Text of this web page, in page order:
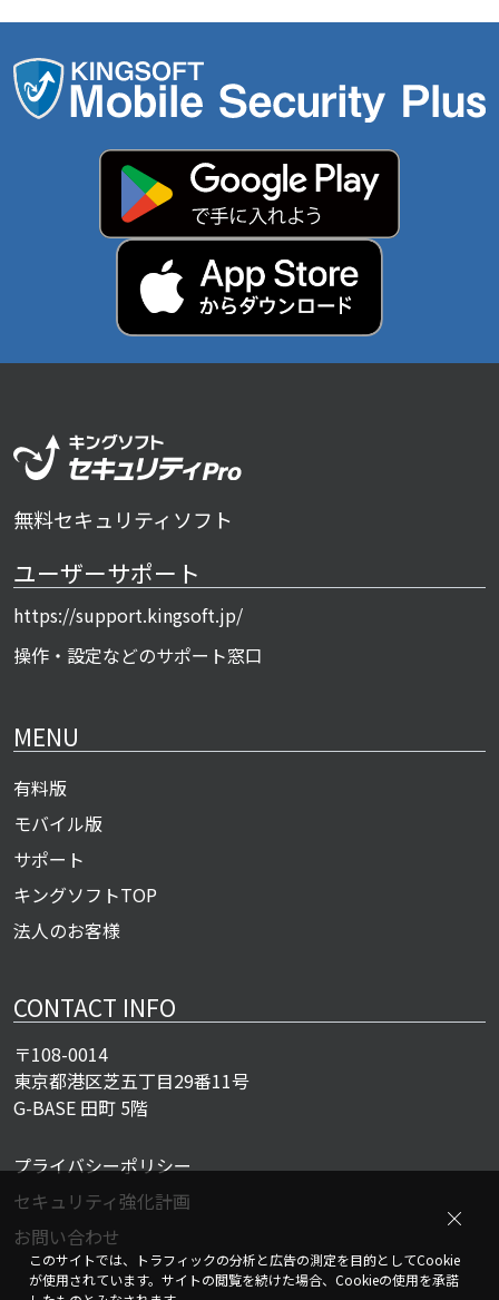
無料セキュリティソフト
ユーザーサポート
https://support.kingsoft.jp/
操作・設定などのサポート窓口
MENU
有料版
モバイル版
サポート
キングソフトTOP
法人のお客様
CONTACT INFO
〒108-0014
東京都港区芝五丁目29番11号
G-BASE 田町 5階
プライバシーポリシー
セキュリティ強化計画
お問い合わせ
このサイトでは、トラフィックの分析と広告の測定を目的としてCookie
が使用されています。サイトの閲覧を続けた場合、Cookieの使用を承諾